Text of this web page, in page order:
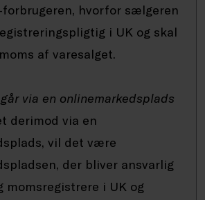
hvorfor sælgeren
i UK og skal
af varesalget.
via en onlinemarkedsplads
derimod via en
vil det være
der bliver ansvarlig
momsregistrere i UK og